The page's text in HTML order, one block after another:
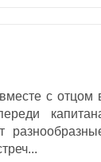
с отцом